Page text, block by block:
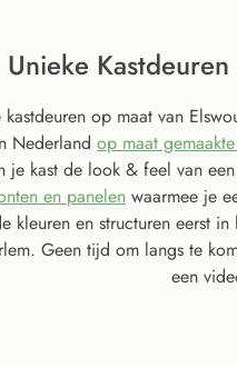
Unieke
kastdeuren op maat van
Nederland op maat
je kast de look & feel van
en panelen waarmee je
kleuren en structuren eerst
Geen tijd om langs te
een